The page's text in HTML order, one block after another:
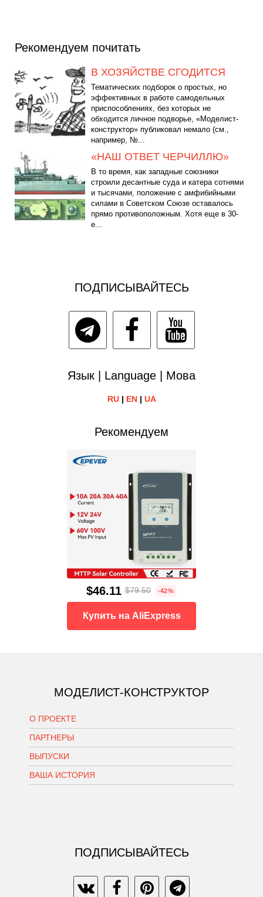
Рекомендуем почитать
В ХОЗЯЙСТВЕ СГОДИТСЯ
Тематических подборок о простых, но
эффективных в работе самодельных
приспособлениях, без которых не
обходится личное подворье, «Моделист-
конструктор» публиковал немало (см.,
например, №...
«НАШ ОТВЕТ ЧЕРЧИЛЛЮ»
В то время, как западные союзники
строили десантные суда и катера сотнями
и тысячами, положение с амфибийными
силами в Советском Союзе оставалось
прямо противоположным. Хотя еще в 30-
е...
ПОДПИСЫВАЙТЕСЬ
Язык | Language | Мова
RU| EN| UA
Рекомендуем
$46.11 $79.50 -42%
Купить на AliExpress
МОДЕЛИСТ-КОНСТРУКТОР
О ПРОЕКТЕ
ПАРТНЕРЫ
ВЫПУСКИ
ВАША ИСТОРИЯ
ПОДПИСЫВАЙТЕСЬ